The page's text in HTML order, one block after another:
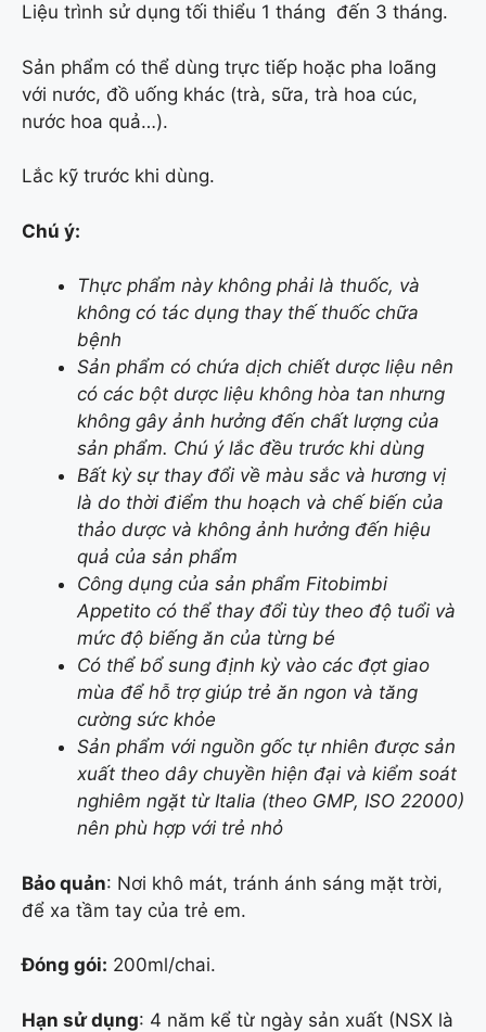
Liệu trình sử dụng tối thiểu 1 tháng đến 3 tháng.
Sản phẩm có thể dùng trực tiếp hoặc pha loãng
với nước, đồ uống khác (trà, sữa, trà hoa cúc,
nước hoa quả…).
Lắc kỹ trước khi dùng.
Chú ý:
Thực phẩm này không phải là thuốc, và
không có tác dụng thay thế thuốc chữa
bệnh
Sản phẩm có chứa dịch chiết dược liệu nên
có các bột dược liệu không hòa tan nhưng
không gây ảnh hưởng đến chất lượng của
sản phẩm. Chú ý lắc đều trước khi dùng
Bất kỳ sự thay đổi về màu sắc và hương vị
là do thời điểm thu hoạch và chế biến của
thảo dược và không ảnh hưởng đến hiệu
quả của sản phẩm
Công dụng của sản phẩm Fitobimbi
Appetito có thể thay đổi tùy theo độ tuổi và
mức độ biếng ăn của từng bé
Có thể bổ sung định kỳ vào các đợt giao
mùa để hỗ trợ giúp trẻ ăn ngon và tăng
cường sức khỏe
Sản phẩm với nguồn gốc tự nhiên được sản
xuất theo dây chuyền hiện đại và kiểm soát
nghiêm ngặt từ Italia (theo GMP, ISO 22000)
nên phù hợp với trẻ nhỏ
Bảo quản: Nơi khô mát, tránh ánh sáng mặt trời,
để xa tầm tay của trẻ em.
Đóng gói: 200ml/chai.
Hạn sử dụng: 4 năm kể từ ngày sản xuất (NSX là